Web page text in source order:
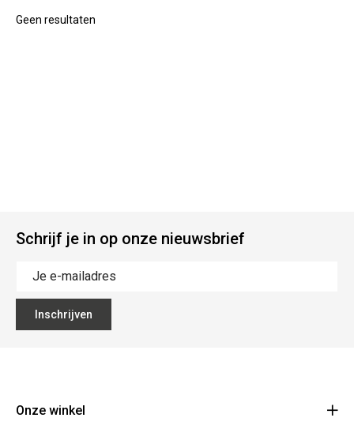
Geen resultaten
Schrijf je in op onze nieuwsbrief
Inschrijven
Onze winkel